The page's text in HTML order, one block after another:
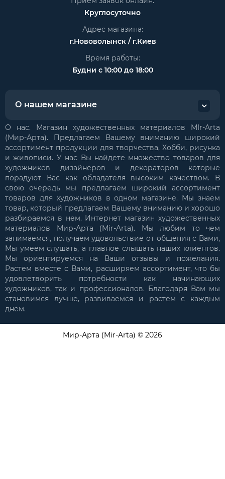
Круглосуточно
Адрес магазина:
г.Нововолынск / г.Киев
Время работы:
Будни с 10:00 до 18:00
О нашем магазине
О нас. Магазин художественных материалов MIr-Arta
(Мир-Арта). Предлагаем Вашему вниманию широкий
ассортимент продукции для творчества, Хобби, рисунка
и живописи. У нас Вы найдете множество товаров для
художников дизайнеров и декораторов которые
порадуют Вас как обладателя высоким качеством. В
свою очередь мы предлагаем широкий ассортимент
товаров для художников в одном магазине. Мы знаем
товар, который предлагаем Вашему вниманию и хорошо
разбираемся в нем. Интернет магазин художественных
материалов Мир-Арта (Mir-Arta). Мы любим то чем
занимаемся, получаем удовольствие от общения с Вами,
Мы умеем слушать, а главное слышать наших клиентов.
Мы ориентируемся на Ваши отзывы и пожелания.
Растем вместе с Вами, расширяем ассортимент, что бы
удовлетворить потребности как начинающих
художников, так и профессионалов. Благодаря Вам мы
становимся лучше, развиваемся и растем с каждым
днем.
Мир-Арта (Mir-Arta) © 2026